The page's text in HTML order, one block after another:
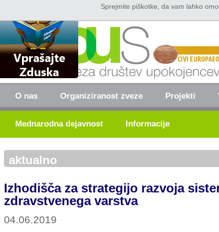
O nas Organiziranost zveze Projekti
Mednarodna dejavnost Informacije
aktualno
Izhodišča za strategijo razvoja
zdravstvenega varstva
04.06.2019
Sprejmite piškotke, da vam lahko